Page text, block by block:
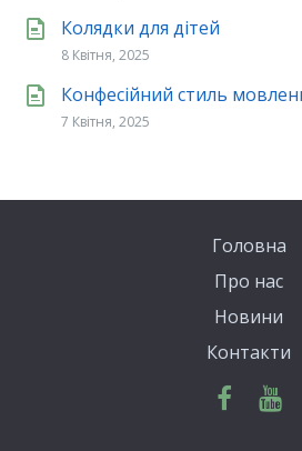
Колядки для дітей
8 Квітня, 2025
Конфесійний стиль
7 Квітня, 2025
Головна
Про нас
Новини
Контакти